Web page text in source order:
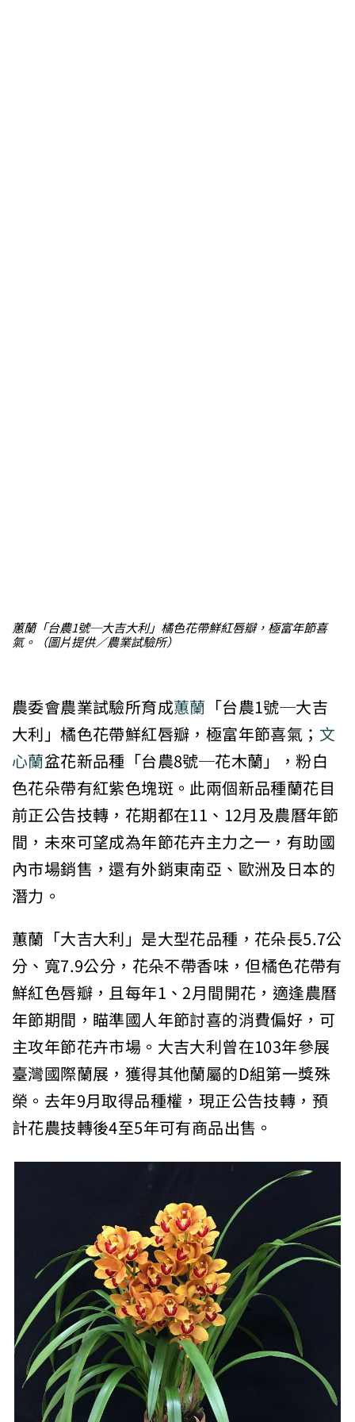
蕙蘭「台農1號─大吉大利」橘色花帶鮮紅唇瓣，極富年節喜
氣。（圖片提供／農業試驗所）
農委會農業試驗所育成蕙蘭 「台農1號─大吉
大利」橘色花帶鮮紅唇瓣，極富年節喜氣；文
心蘭盆花新品種「台農8號─花木蘭」，粉白
色花朵帶有紅紫色塊斑。此兩個新品種蘭花目
前正公告技轉，花期都在11、12月及農曆年節
間，未來可望成為年節花卉主力之一，有助國
內市場銷售，還有外銷東南亞、歐洲及日本的
潛力。
蕙蘭「大吉大利」是大型花品種，花朵長5.7公
分、寬7.9公分，花朵不帶香味，但橘色花帶有
鮮紅色唇瓣，且每年1、2月間開花，適逢農曆
年節期間，瞄準國人年節討喜的消費偏好，可
主攻年節花卉市場。大吉大利曾在103年參展
臺灣國際蘭展，獲得其他蘭屬的D組第一獎殊
榮。去年9月取得品種權，現正公告技轉，預
計花農技轉後4至5年可有商品出售。